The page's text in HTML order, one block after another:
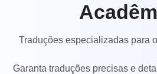
Traduções especializadas para
Garanta traduções precisas e